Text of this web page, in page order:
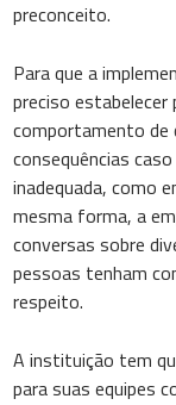
preconceito.
Para que a
preciso
comportamento de
consequências
inadequada, como
mesma forma, a
conversas sobre
pessoas tenham
respeito.
A instituição tem
para suas equipes